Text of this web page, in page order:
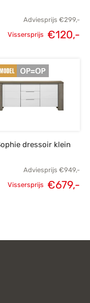
Adviesprijs €299,-
prijs was:
€299,-.
Vissersprijs €120,-
dressoir klein
Adviesprijs €949,-
Vissersprijs €679,-